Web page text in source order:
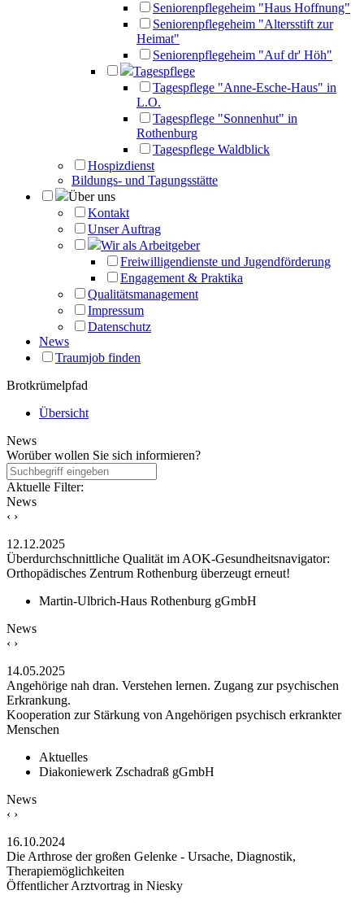
Seniorenpflegeheim "Haus Hoffnung"
Seniorenpflegeheim "Altersstift zur
Heimat"
Seniorenpflegeheim "Auf dr' Höh"
Tagespflege
Tagespflege "Anne-Esche-Haus" in
L.O.
Tagespflege "Sonnenhut" in
Rothenburg
Tagespflege Waldblick
Hospizdienst
Bildungs- und Tagungsstätte
Über uns
Kontakt
Unser Auftrag
Wir als Arbeitgeber
Freiwilligendienste und Jugendförderung
Engagement & Praktika
Qualitätsmanagement
Impressum
Datenschutz
News
Traumjob finden
Brotkrümelpfad
Übersicht
News
Worüber wollen Sie sich informieren?
Aktuelle Filter:
News
‹ ›
12.12.2025
Überdurchschnittliche Qualität im AOK-Gesundheitsnavigator:
Orthopädisches Zentrum Rothenburg überzeugt erneut!
Martin-Ulbrich-Haus Rothenburg gGmbH
News
‹ ›
14.05.2025
Angehörige nah dran. Verstehen lernen. Zugang zur psychischen
Erkrankung.
Kooperation zur Stärkung von Angehörigen psychisch erkrankter
Menschen
Aktuelles
Diakoniewerk Zschadraß gGmbH
News
‹ ›
16.10.2024
Die Arthrose der großen Gelenke - Ursache, Diagnostik,
Therapiemöglichkeiten
Öffentlicher Arztvortrag in Niesky